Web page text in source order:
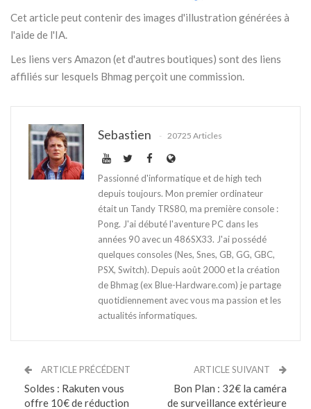
Cet article peut contenir des images d'illustration générées à
l'aide de l'IA.
Les liens vers Amazon (et d'autres boutiques) sont des liens
affiliés sur lesquels Bhmag perçoit une commission.
Sebastien 20725 Articles
Passionné d'informatique et de high tech
depuis toujours. Mon premier ordinateur
était un Tandy TRS80, ma première console :
Pong. J'ai débuté l'aventure PC dans les
années 90 avec un 486SX33. J'ai possédé
quelques consoles (Nes, Snes, GB, GG, GBC,
PSX, Switch). Depuis août 2000 et la création
de Bhmag (ex Blue-Hardware.com) je partage
quotidiennement avec vous ma passion et les
actualités informatiques.
ARTICLE PRÉCÉDENT
Soldes : Rakuten vous
offre 10€ de réduction
ARTICLE SUIVANT
Bon Plan : 32€ la caméra
de surveillance extérieure